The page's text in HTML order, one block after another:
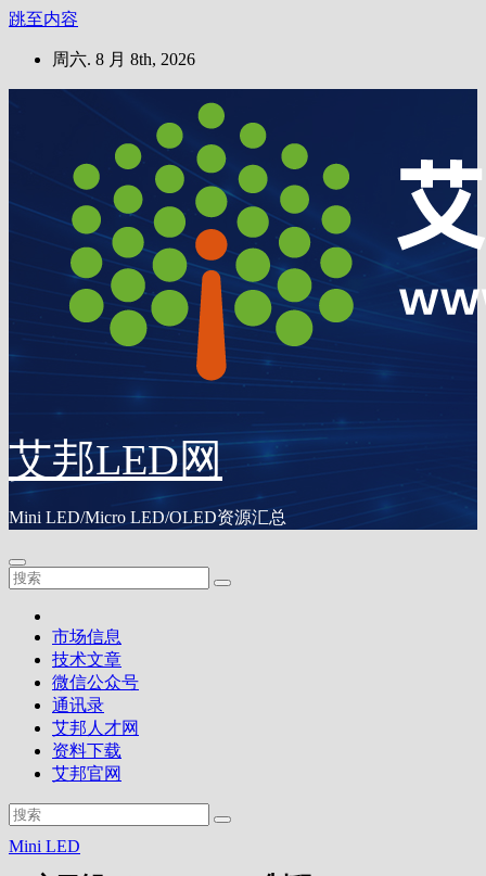
跳至内容
周六. 8 月 8th, 2026
艾邦LED网
Mini LED/Micro LED/OLED资源汇总
市场信息
技术文章
微信公众号
通讯录
艾邦人才网
资料下载
艾邦官网
Mini LED